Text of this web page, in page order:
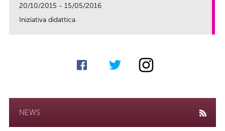
20/10/2015 - 15/05/2016
Iniziativa didattica
NEWS